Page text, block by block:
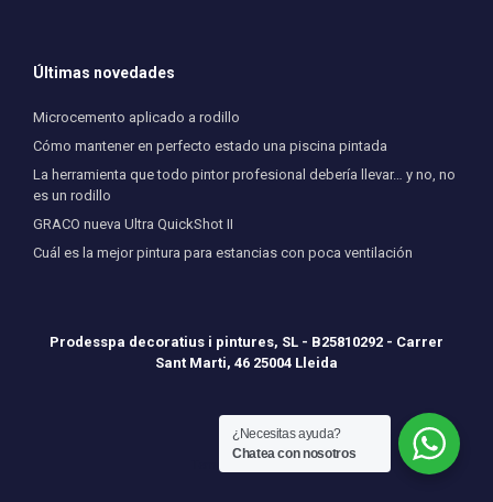
Últimas novedades
Microcemento aplicado a rodillo
Cómo mantener en perfecto estado una piscina pintada
La herramienta que todo pintor profesional debería llevar… y no, no
es un rodillo
GRACO nueva Ultra QuickShot II
Cuál es la mejor pintura para estancias con poca ventilación
Prodesspa decoratius i pintures, SL - B25810292 - Carrer
Sant Marti, 46 25004 Lleida
¿Necesitas ayuda?
Chatea con nosotros